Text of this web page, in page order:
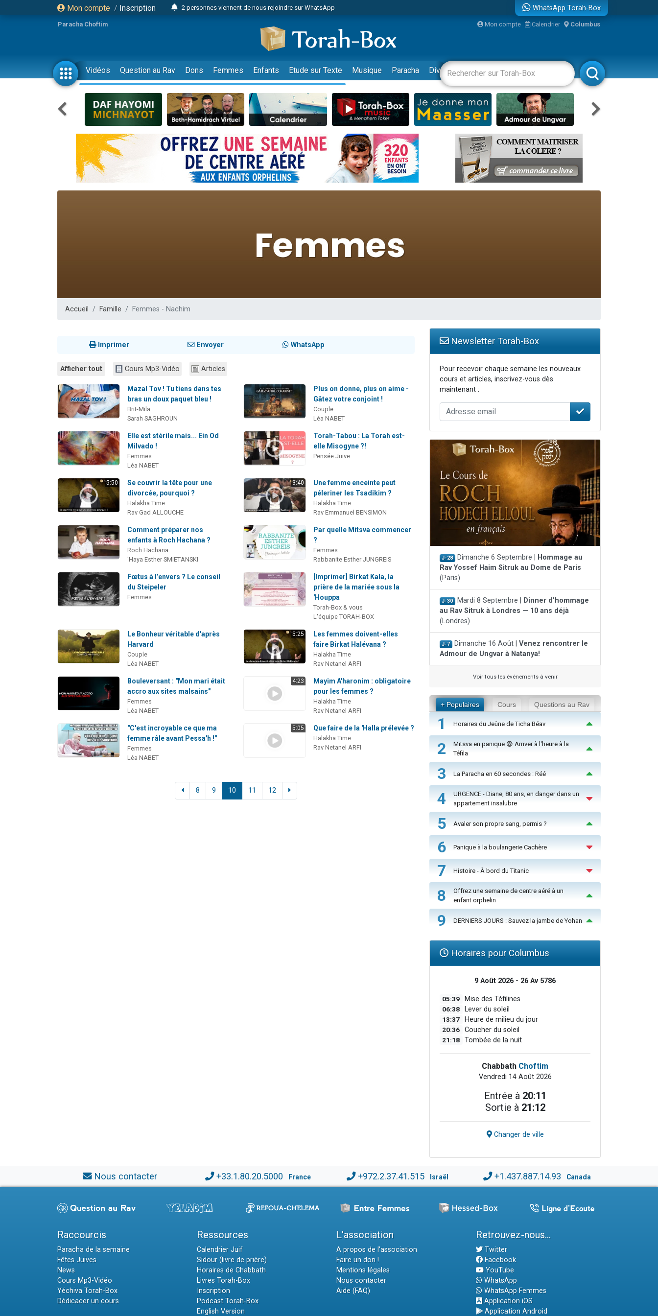
Mon compte / Inscription
2 personnes viennent de nous rejoindre sur WhatsApp
3 personnes viennent de faire un don pour Événements Torah-Box
2 personnes viennent de faire un don pour Tsédaka : pauvres d'Israel
3 personnes viennent de nous rejoindre sur WhatsApp
11 personnes viennent de demander une bénédiction
3 personnes viennent de faire un don pour Diane, 80 ans, dans un appartement insalubre
Il reste 49 places pour étudier en groupe sur Zoom
2 personnes viennent de nous rejoindre sur WhatsApp
29 personnes viennent de demander une bénédiction
Il reste 49 places pour étudier en groupe sur Zoom
2 personnes viennent de nous rejoindre sur WhatsApp
6 personnes viennent de nous rejoindre sur WhatsApp
4 personnes viennent de nous rejoindre sur WhatsApp
Il reste 49 places pour étudier en groupe sur Zoom
WhatsApp Torah-Box
Paracha Choftim Mon compte Calendrier Columbus
Vidéos Question au Rav Dons Femmes Enfants Etude sur Texte Musique Paracha Divertissements Livres Rabbanim
Accueil Famille Femmes - Nachim
Imprimer Envoyer WhatsApp
Afficher tout Cours Mp3-Vidéo Articles
Mazal Tov ! Tu tiens dans tes
bras un doux paquet bleu !
Brit-Mila
Sarah SAGHROUN
Plus on donne, plus on aime -
Gâtez votre conjoint !
Couple
Léa NABET
Elle est stérile mais... Ein Od
Milvado !
Femmes
Léa NABET
Torah-Tabou : La Torah est-
elle Misogyne ?!
Pensée Juive
5:50
Se couvrir la tête pour une
divorcée, pourquoi ?
Halakha Time
Rav Gad ALLOUCHE
3:40
Une femme enceinte peut
péleriner les Tsadikim ?
Halakha Time
Rav Emmanuel BENSIMON
Comment préparer nos
enfants à Roch Hachana ?
Roch Hachana
'Haya Esther SMIETANSKI
Par quelle Mitsva commencer
?
Femmes
Rabbanite Esther JUNGREIS
Fœtus à l’envers ? Le conseil
du Steipeler
Femmes
[Imprimer] Birkat Kala, la
prière de la mariée sous la
'Houppa
Torah-Box & vous
L'équipe TORAH-BOX
Le Bonheur véritable d'après
Harvard
Couple
Léa NABET
5:25
Les femmes doivent-elles
faire Birkat Halévana ?
Halakha Time
Rav Netanel ARFI
Bouleversant : "Mon mari était
accro aux sites malsains"
Femmes
Léa NABET
4:23
Mayim A'haronim : obligatoire
pour les femmes ?
Halakha Time
Rav Netanel ARFI
"C'est incroyable ce que ma
femme râle avant Pessa'h !"
Femmes
Léa NABET
5:05 Que faire de la 'Halla prélevée ?
Halakha Time
Rav Netanel ARFI
8 9 10 11 12
Newsletter Torah-Box
Pour recevoir chaque semaine les nouveaux
cours et articles, inscrivez-vous dès
maintenant :
J-28 Dimanche 6 Septembre |
Hommage au
Rav Yossef Haim Sitruk au Dome de Paris
(Paris)
J-30 Mardi 8 Septembre |
Dinner d'hommage
au Rav Sitruk à Londres — 10 ans déjà
(Londres)
J-7 Dimanche 16 Août | Venez rencontrer le
Admour de Ungvar à Natanya!
Voir tous les événements à venir
+ Populaires Cours Questions au Rav
1 Horaires du Jeûne de Ticha Béav
2
Mitsva en panique 😨 Arriver à l'heure à la
Téfila
3 La Paracha en 60 secondes : Réé
4
URGENCE - Diane, 80 ans, en danger dans un
appartement insalubre
5 Avaler son propre sang, permis ?
6 Panique à la boulangerie Cachère
7 Histoire - À bord du Titanic
8
Offrez une semaine de centre aéré à un
enfant orphelin
9 DERNIERS JOURS : Sauvez la jambe de Yohan
Horaires pour Columbus
9 Août 2026 - 26 Av 5786
05:39 Mise des Téfilines
06:38 Lever du soleil
13:37 Heure de milieu du jour
20:36 Coucher du soleil
21:18 Tombée de la nuit
Chabbath Choftim
Vendredi 14 Août 2026
Entrée à 20:11
Sortie à 21:12
Changer de ville
Nous contacter +33.1.80.20.5000 France +972.2.37.41.515 Israël +1.437.887.14.93 Canada
Raccourcis
Paracha de la semaine
Fêtes Juives
News
Cours Mp3-Vidéo
Yéchiva Torah-Box
Dédicacer un cours
Ressources
Calendrier Juif
Sidour (livre de prière)
Horaires de Chabbath
Livres Torah-Box
Inscription
Podcast Torah-Box
English Version
L'association
A propos de l'association
Faire un don !
Mentions légales
Nous contacter
Aide (FAQ)
Retrouvez-nous...
Twitter
Facebook
YouTube
WhatsApp
WhatsApp Femmes
Application iOS
Application Android